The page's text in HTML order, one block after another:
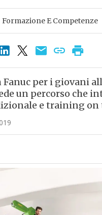
Formazione E Competenze
Fanuc per i giovani
un percorso che
e training on